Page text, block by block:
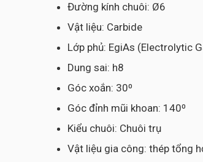
Đường kính chuôi: Ø6
Vật liệu: Carbide
Lớp phủ: EgiAs (Electrolytic
Dung sai: h8
Góc xoắn: 30⁰
Góc đỉnh mũi khoan: 140⁰
Kiểu chuôi: Chuôi trụ
Vật liệu gia công: thép tổng